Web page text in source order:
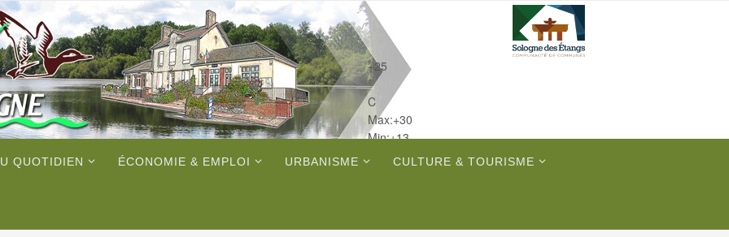
+25
°
C
Max:+30
Min:+13
QUOTIDIEN ÉCONOMIE & EMPLOI URBANISME CULTURE & TOURISME